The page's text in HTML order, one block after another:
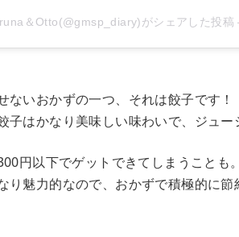
＆Otto(@gmsp_diary)がシェアした投稿
ないおかずの一つ、それは餃子です！
子はかなり美味しい味わいで、ジュー
円以下でゲットできてしまうことも。
り魅力的なので、おかずで積極的に